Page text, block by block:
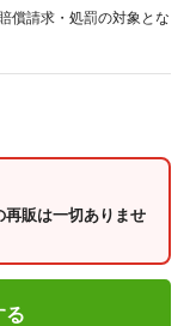
償請求・処罰の対象とな
販は一切ありませ
る